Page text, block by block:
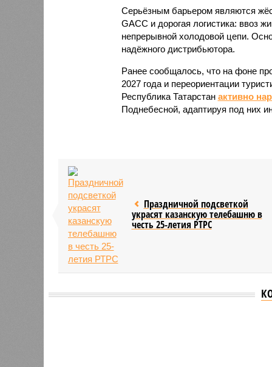
Серьёзным барьером являются
GACC и дорогая логистика: ввоз
непрерывной холодовой цепи.
надёжного дистрибьютора.
Ранее сообщалось, что на фоне
2027 года и переориентации
Республика Татарстан активно
Поднебесной, адаптируя под них
Праздничной подсветкой
украсят казанскую телебашню в
честь 25-летия РТРС